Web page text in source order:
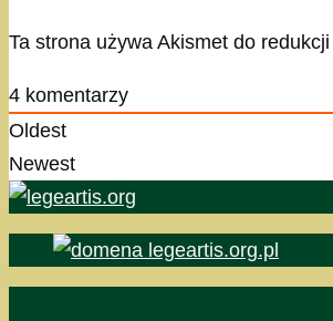
Ta strona używa Akismet do
4 komentarzy
Oldest
Newest